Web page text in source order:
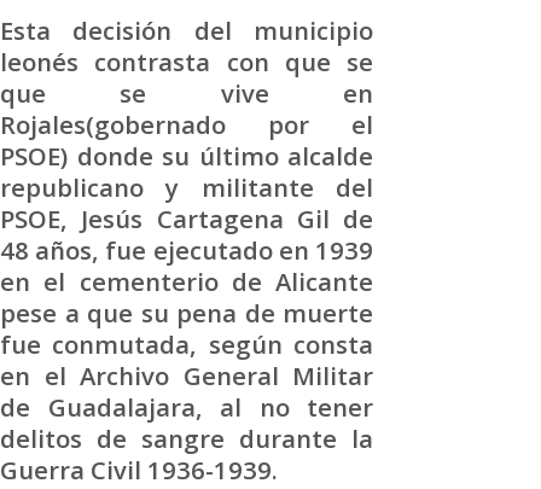
Esta decisión del municipio
leonés contrasta con que se
que se vive en
Rojales(gobernado por el
PSOE) donde su último alcalde
republicano y militante del
PSOE, Jesús Cartagena Gil de
48 años, fue ejecutado en 1939
en el cementerio de Alicante
pese a que su pena de muerte
fue conmutada, según consta
en el Archivo General Militar
de Guadalajara, al no tener
delitos de sangre durante la
Guerra Civil 1936-1939.